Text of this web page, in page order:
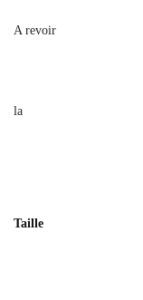
A revoir
la
Taille